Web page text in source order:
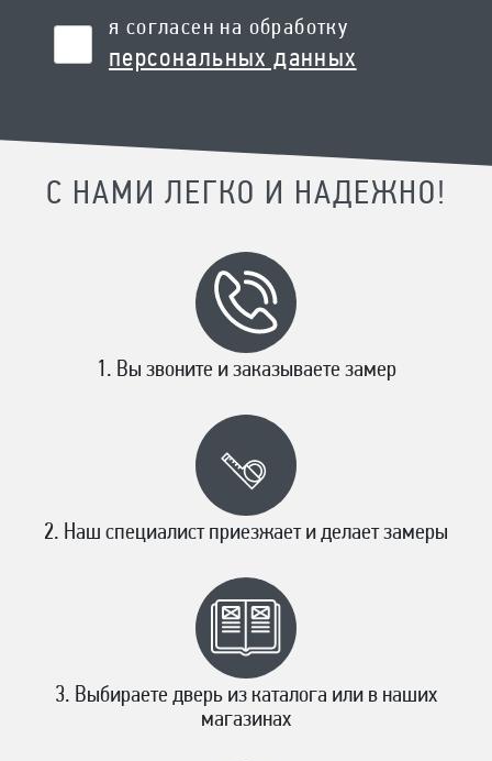
я согласен на обработку
персональных данных
С НАМИ ЛЕГКО И НАДЕЖНО!
Вы звоните и заказываете замер
Наш специалист приезжает и делает замеры
Выбираете дверь из каталога или в наших
магазинах